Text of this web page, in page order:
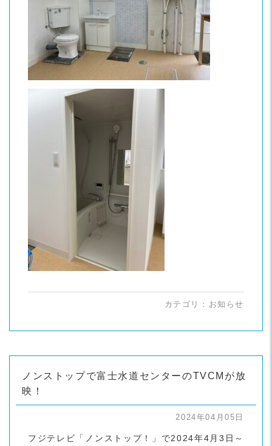
カテゴリ： お知らせ
ノンストップで富士水道センターのTVCMが放
映！
2024年04月05日
フジテレビ「ノンストップ！」で2024年4月3日～